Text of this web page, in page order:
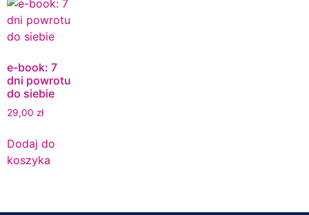
e-book: 7
dni powrotu
do siebie
29,00 zł
Dodaj do
koszyka